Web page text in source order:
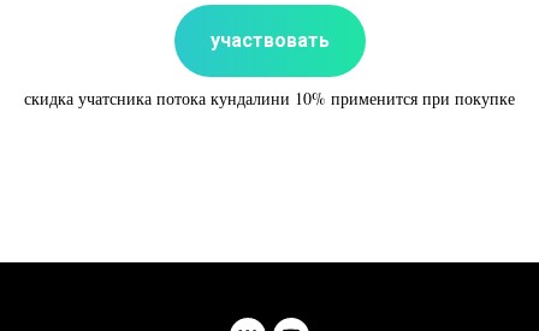
участвовать
скидка учатсника потока кундалини 10% применится при покупке